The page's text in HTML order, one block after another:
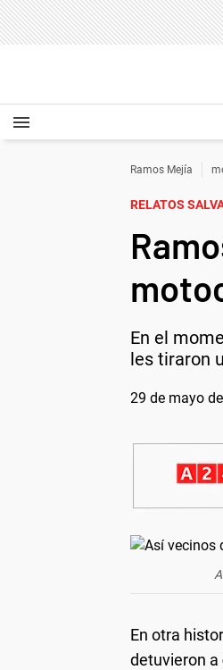
Ramos Mejía
RELATOS
En el
les tiraron
29 de mayo
En otra
detuvieron a